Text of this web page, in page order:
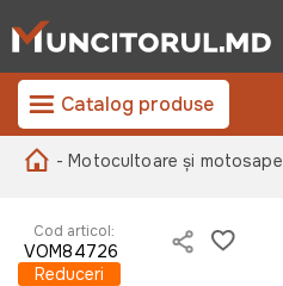
Catalog produse
- Motocultoare și motosape
Cod articol:
VOM84726
Reduceri